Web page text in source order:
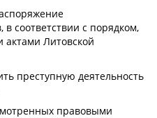
соответствии с порядком,
Литовской
преступную деятельность
правовыми